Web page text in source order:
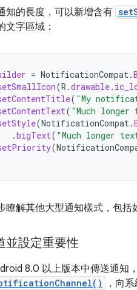
知的長度，可以新增含有
文字區域：
= NotificationCompat.
(R .drawable.
( "My
( "Much
(NotificationCompat.
.bigText( "Much longer
(
瞭解其他大型通知樣式，包
並設定重要性
8.0 以上版本中傳送通知
，向